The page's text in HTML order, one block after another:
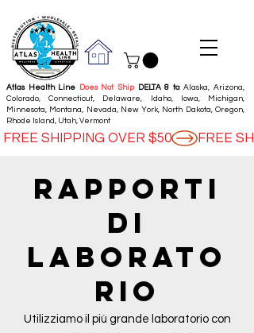
Atlas Health Line Does Not ShipDELTA 8 to: Alaska, Arizona,
Colorado, Connecticut, Delaware, Idaho, Iowa, Michigan,
Minnesota, Montana, Nevada, New York, North Dakota, Oregon,
Rhode Island, Utah, Vermont
FREE SHIPPING OVER $50
RAPPORTI
DI
LABORATO
RIO
Utilizziamo il più grande laboratorio con